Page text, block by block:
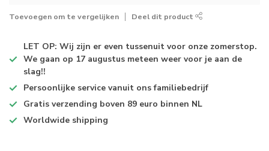
Toevoegen om te vergelijken Deel dit product
LET OP: Wij zijn er even tussenuit voor onze zomerstop.
We gaan op 17 augustus meteen weer voor je aan de
slag!!
Persoonlijke service vanuit ons familiebedrijf
Gratis verzending boven 89 euro binnen NL
Worldwide shipping